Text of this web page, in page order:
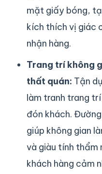
mặt giấy bóng,
kích thích vị giác
nhận hàng.
Trang trí không
thất quán: Tận
làm tranh trang
đón khách.
giúp không gian
và giàu tính thẩm
khách hàng cảm